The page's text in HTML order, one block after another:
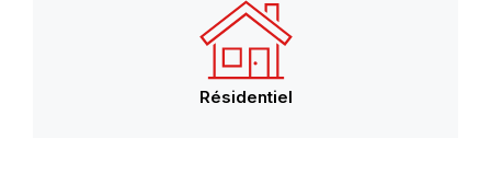
Résidentiel